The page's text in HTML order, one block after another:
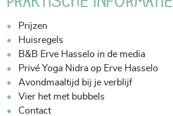
Prijzen
Huisregels
B&B Erve Hasselo in de media
Privé Yoga Nidra op Erve Hasselo
Avondmaaltijd bij je verblijf
Vier het met bubbels
Contact